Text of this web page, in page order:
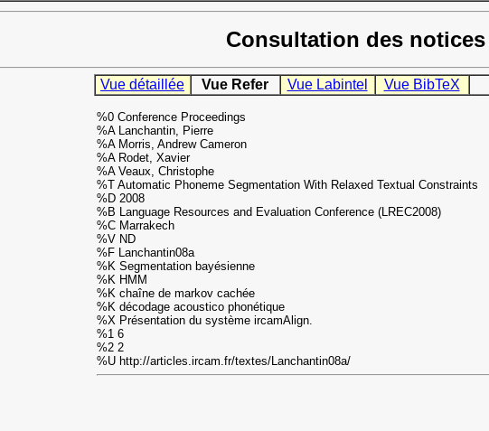
Consultation des notices
Vue détaillée Vue Refer Vue Labintel Vue BibTeX
%0 Conference Proceedings
%A Lanchantin, Pierre
%A Morris, Andrew Cameron
%A Rodet, Xavier
%A Veaux, Christophe
%T Automatic Phoneme Segmentation With Relaxed Textual Constraints
%D 2008
%B Language Resources and Evaluation Conference (LREC2008)
%C Marrakech
%V ND
%F Lanchantin08a
%K Segmentation bayésienne
%K HMM
%K chaîne de markov cachée
%K décodage acoustico phonétique
%X Présentation du système ircamAlign.
%1 6
%2 2
%U http://articles.ircam.fr/textes/Lanchantin08a/